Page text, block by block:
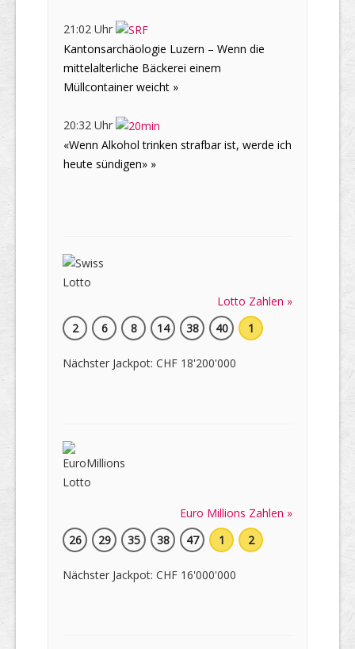
21:02 Uhr
Kantonsarchäologie Luzern – Wenn die
mittelalterliche Bäckerei einem
Müllcontainer weicht »
20:32 Uhr
«Wenn Alkohol trinken strafbar ist, werde ich
heute sündigen» »
Lotto Zahlen »
2
6 8 14 38 40 1
Nächster Jackpot: CHF 18'200'000
Euro Millions Zahlen »
26
29 35 38 47 1 2
Nächster Jackpot: CHF 16'000'000